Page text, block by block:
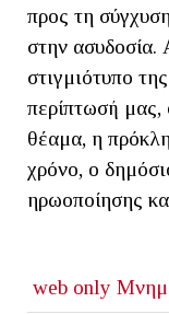
προς τη
στην ασυδοσία.
στιγμιότυπο
περίπτωσή μας,
θέαμα, η
χρόνο, ο
ηρωοποίησης
web only